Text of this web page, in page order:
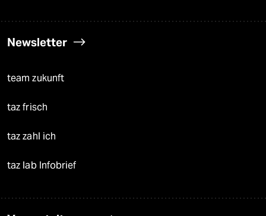
Newsletter
team zukunft
taz frisch
taz zahl ich
taz lab Infobrief